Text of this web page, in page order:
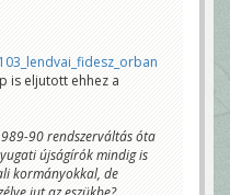
is eljutott ehhez a
90 rendszerváltás óta
újságírók mindig is
kormányokkal, de